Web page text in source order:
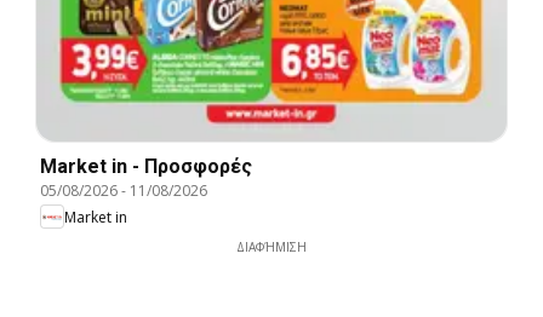
Market in - Προσφορές
05/08/2026- 11/08/2026
Market in
ΔΙΑΦΉΜΙΣΗ